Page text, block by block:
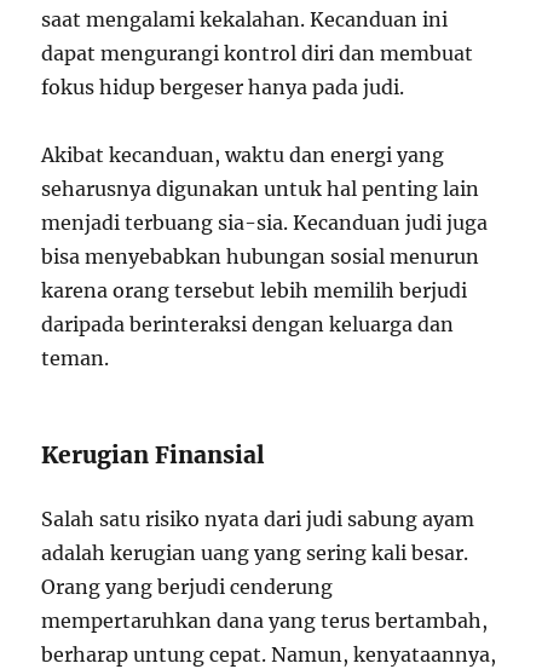
saat mengalami kekalahan. Kecanduan ini
dapat mengurangi kontrol diri dan membuat
fokus hidup bergeser hanya pada judi.
Akibat kecanduan, waktu dan energi yang
seharusnya digunakan untuk hal penting lain
menjadi terbuang sia-sia. Kecanduan judi juga
bisa menyebabkan hubungan sosial menurun
karena orang tersebut lebih memilih berjudi
daripada berinteraksi dengan keluarga dan
teman.
Kerugian Finansial
Salah satu risiko nyata dari judi sabung ayam
adalah kerugian uang yang sering kali besar.
Orang yang berjudi cenderung
mempertaruhkan dana yang terus bertambah,
berharap untung cepat. Namun, kenyataannya,